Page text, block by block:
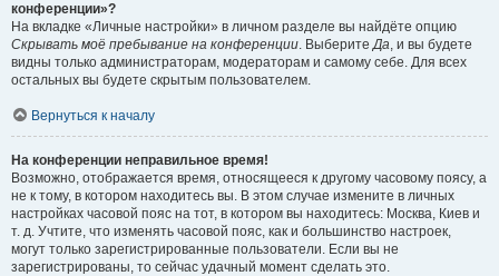
конференции»?
На вкладке «Личные настройки» в личном разделе вы найдёте опцию
Скрывать моё пребывание на конференции. ВыберитеДа, и вы будете
видны только администраторам, модераторам и самому себе. Для всех
остальных вы будете скрытым пользователем.
Вернуться к началу
На конференции неправильное время!
Возможно, отображается время, относящееся к другому часовому поясу, а
не к тому, в котором находитесь вы. В этом случае измените в личных
настройках часовой пояс на тот, в котором вы находитесь: Москва, Киев и
т. д. Учтите, что изменять часовой пояс, как и большинство настроек,
могут только зарегистрированные пользователи. Если вы не
зарегистрированы, то сейчас удачный момент сделать это.